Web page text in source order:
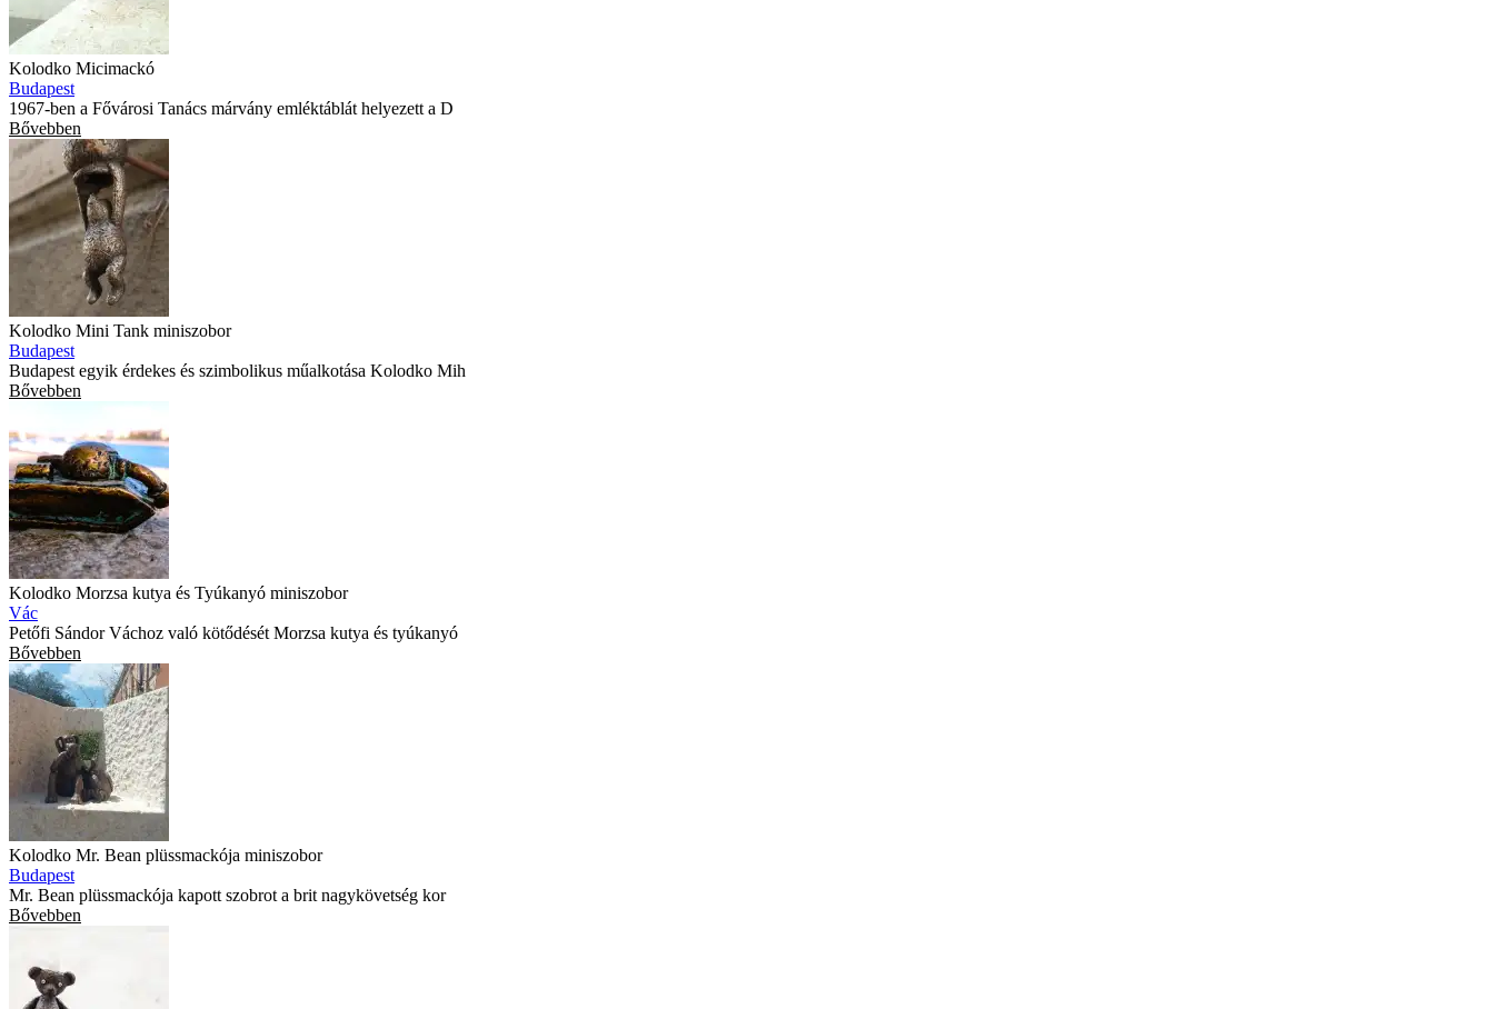
Kolodko Micimackó
Budapest
1967-ben a Fővárosi Tanács márvány emléktáblát helyezett a D
Bővebben
Kolodko Mini Tank miniszobor
Budapest
Budapest egyik érdekes és szimbolikus műalkotása Kolodko Mih
Bővebben
Kolodko Morzsa kutya és Tyúkanyó miniszobor
Vác
Petőfi Sándor Váchoz való kötődését Morzsa kutya és tyúkanyó
Bővebben
Kolodko Mr. Bean plüssmackója miniszobor
Budapest
Mr. Bean plüssmackója kapott szobrot a brit nagykövetség kor
Bővebben